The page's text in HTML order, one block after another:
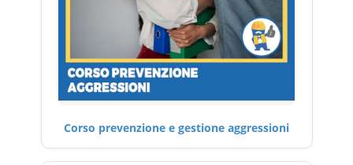
Corso prevenzione e gestione aggressioni